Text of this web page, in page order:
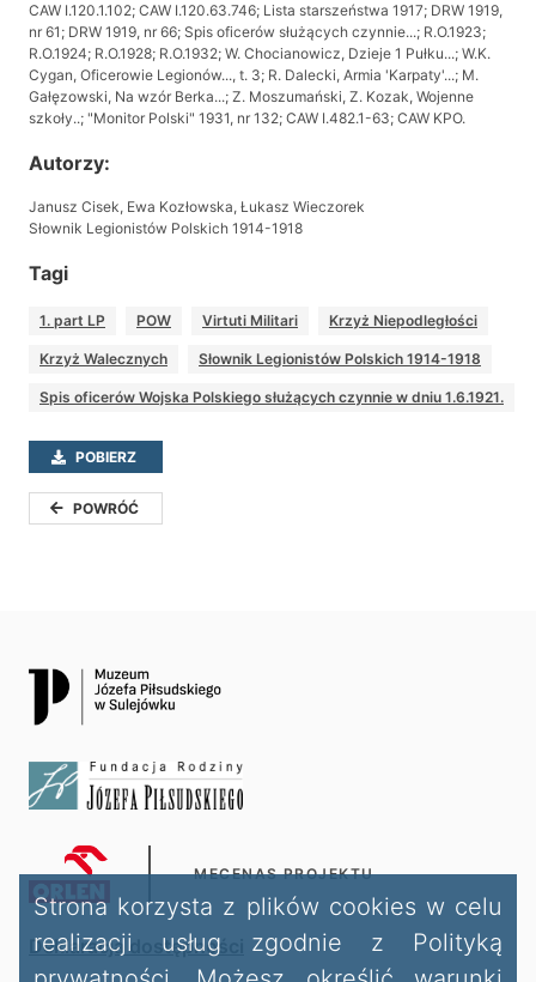
CAW I.120.1.102; CAW I.120.63.746; Lista starszeństwa 1917; DRW 1919,
nr 61; DRW 1919, nr 66; Spis oficerów służących czynnie...; R.O.1923;
R.O.1924; R.O.1928; R.O.1932; W. Chocianowicz, Dzieje 1 Pułku...; W.K.
Cygan, Oficerowie Legionów..., t. 3; R. Dalecki, Armia 'Karpaty'...; M.
Gałęzowski, Na wzór Berka...; Z. Moszumański, Z. Kozak, Wojenne
szkoły..; "Monitor Polski" 1931, nr 132; CAW I.482.1-63; CAW KPO.
Autorzy:
Janusz Cisek, Ewa Kozłowska, Łukasz Wieczorek
Słownik Legionistów Polskich 1914-1918
Tagi
1. part LP POW Virtuti Militari Krzyż Niepodległości
Krzyż Walecznych Słownik Legionistów Polskich 1914-1918
Spis oficerów Wojska Polskiego służących czynnie w dniu 1.6.1921.
POBIERZ
POWRÓĆ
MECENAS PROJEKTU
Deklaracja dostępności
Strona korzysta z plików cookies w celu
realizacji usług zgodnie z Polityką